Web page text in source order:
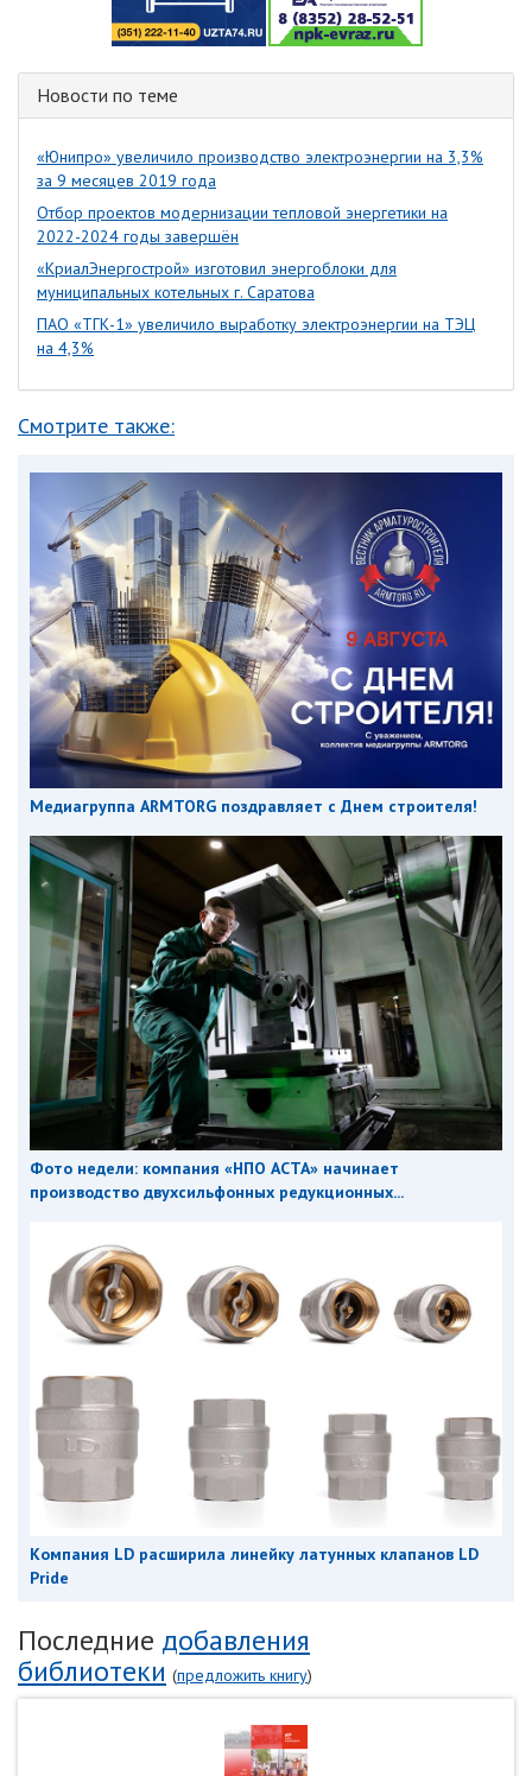
Новости по теме
«Юнипро» увеличило производство электроэнергии на 3,3%
за 9 месяцев 2019 года
Отбор проектов модернизации тепловой энергетики на
2022-2024 годы завершён
«КриалЭнергострой» изготовил энергоблоки для
муниципальных котельных г. Саратова
ПАО «ТГК-1» увеличило выработку электроэнергии на ТЭЦ
на 4,3%
Смотрите также:
Медиагруппа ARMTORG поздравляет с Днем строителя!
Фото недели: компания «НПО АСТА» начинает
производство двухсильфонных редукционных...
Компания LD расширила линейку латунных клапанов LD
Pride
Последние добавления
библиотеки (предложить книгу)